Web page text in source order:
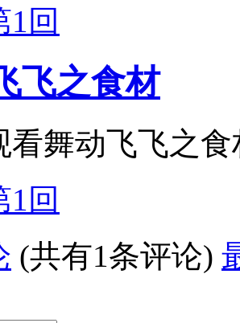
1回
飞之食材
看舞动飞飞之
1回
(共有1条评论)